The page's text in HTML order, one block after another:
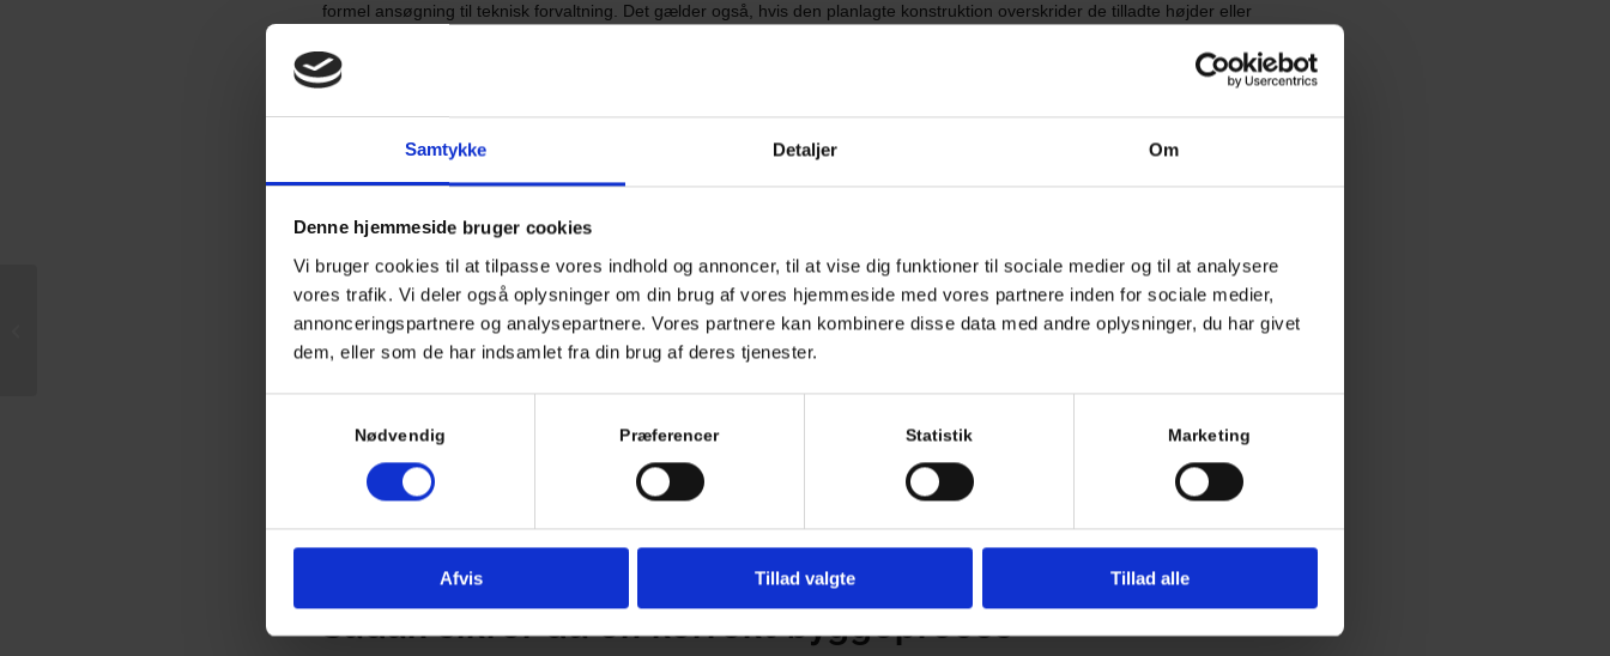
Samtykke Detaljer Om
Denne hjemmeside bruger cookies
Vi bruger cookies til at tilpasse vores indhold og annoncer, til at vise dig funktioner til sociale medier og til at analysere
vores trafik. Vi deler også oplysninger om din brug af vores hjemmeside med vores partnere inden for sociale medier,
annonceringspartnere og analysepartnere. Vores partnere kan kombinere disse data med andre oplysninger, du har givet
dem, eller som de har indsamlet fra din brug af deres tjenester.
Nødvendig Præferencer Statistik Marketing
Afvis Tillad valgte Tillad alle
formel ansøgning til teknisk forvaltning. Det gælder også, hvis den planlagte konstruktion overskrider de tilladte højder eller
En anden vigtig faktor er lokalplanerne for dit specifikke nærområde, som altid kan overstyre de generelle landsdækkende
gennemskue de mange juridiske dokumenter korrekt.
Det samlede areal af udhuse, carporte og garager på grunden overstiger 50 kvadratmeter.
Konstruktionen placeres tættere end 2,5 meter fra skellet mod din nabo.
Byggeriets højde overskrider de maksimale rammer i det skrå isolationsplan mod skel.
Sådan sikrer du en korrekt byggeproces